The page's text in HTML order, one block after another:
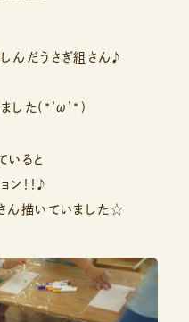
んだうさぎ組さん♪
した(*’ω’*)
いると
ン！！♪
ん描いていました☆